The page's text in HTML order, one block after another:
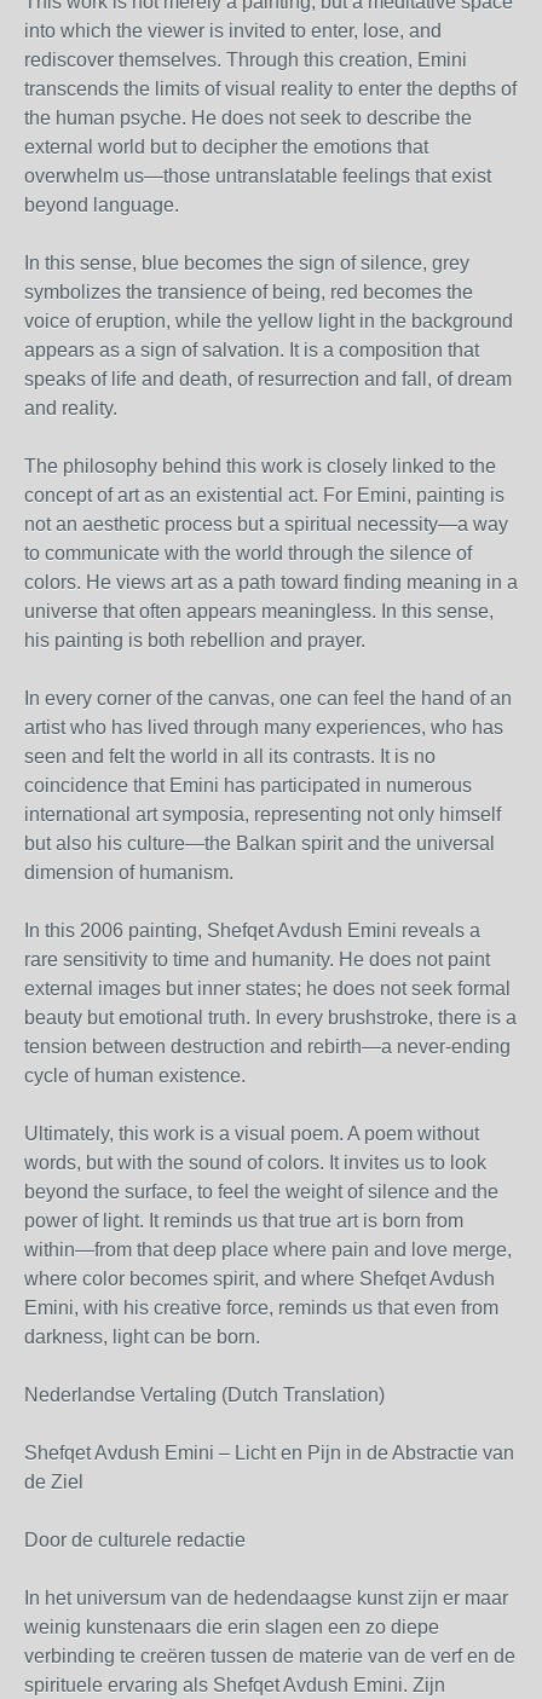
into which the viewer is invited to enter, lose, and
rediscover themselves. Through this creation, Emini
transcends the limits of visual reality to enter the depths of
the human psyche. He does not seek to describe the
external world but to decipher the emotions that
overwhelm us—those untranslatable feelings that exist
beyond language.
In this sense, blue becomes the sign of silence, grey
symbolizes the transience of being, red becomes the
voice of eruption, while the yellow light in the background
appears as a sign of salvation. It is a composition that
speaks of life and death, of resurrection and fall, of dream
and reality.
The philosophy behind this work is closely linked to the
concept of art as an existential act. For Emini, painting is
not an aesthetic process but a spiritual necessity—a way
to communicate with the world through the silence of
colors. He views art as a path toward finding meaning in a
universe that often appears meaningless. In this sense,
his painting is both rebellion and prayer.
In every corner of the canvas, one can feel the hand of an
artist who has lived through many experiences, who has
seen and felt the world in all its contrasts. It is no
coincidence that Emini has participated in numerous
international art symposia, representing not only himself
but also his culture—the Balkan spirit and the universal
dimension of humanism.
In this 2006 painting, Shefqet Avdush Emini reveals a
rare sensitivity to time and humanity. He does not paint
external images but inner states; he does not seek formal
beauty but emotional truth. In every brushstroke, there is a
tension between destruction and rebirth—a never-ending
cycle of human existence.
Ultimately, this work is a visual poem. A poem without
words, but with the sound of colors. It invites us to look
beyond the surface, to feel the weight of silence and the
power of light. It reminds us that true art is born from
within—from that deep place where pain and love merge,
where color becomes spirit, and where Shefqet Avdush
Emini, with his creative force, reminds us that even from
darkness, light can be born.
Nederlandse Vertaling (Dutch Translation)
Shefqet Avdush Emini – Licht en Pijn in de Abstractie van
de Ziel
Door de culturele redactie
In het universum van de hedendaagse kunst zijn er maar
weinig kunstenaars die erin slagen een zo diepe
verbinding te creëren tussen de materie van de verf en de
spirituele ervaring als Shefqet Avdush Emini. Zijn